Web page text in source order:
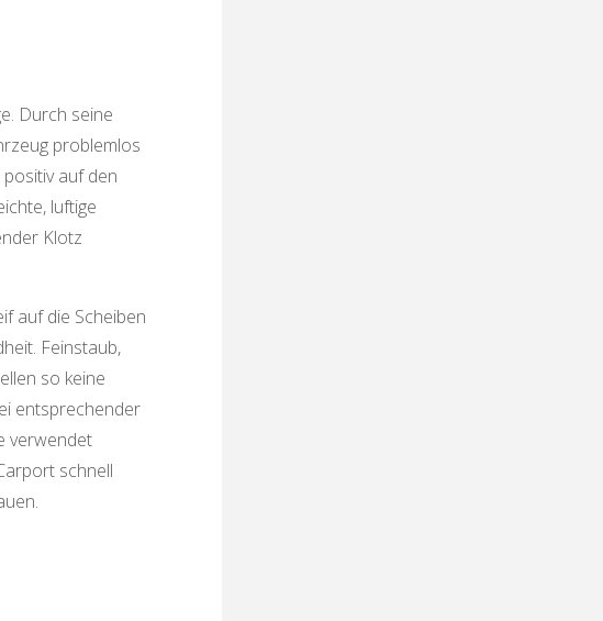
Durch seine
problemlos
auf den
luftige
Klotz
auf die Scheiben
Feinstaub,
so keine
entsprechender
verwendet
schnell